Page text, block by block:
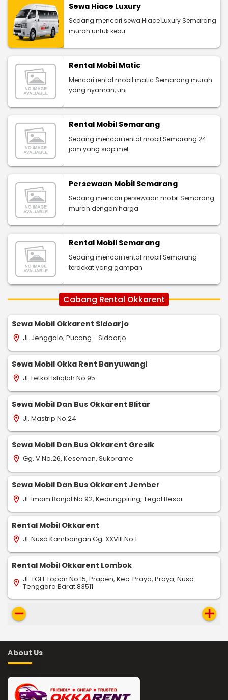
Sewa Hiace Luxury
Sedang mencari sewa Hiace Luxury Semarang
murah untuk kebu
Rental Mobil Matic
Mencari rental mobil matic Semarang murah
yang nyaman, uni
Rental Mobil Semarang
Sedang mencari rental mobil Semarang 24
jam yang siap mel
Persewaan Mobil Semarang
Sedang mencari persewaan mobil Semarang
murah dengan harga
Rental Mobil Semarang
Sedang mencari rental mobil Semarang
terdekat yang gampan
Cabang Rental Okkarent
Sewa Mobil Okkarent Sidoarjo
location_on Jl. Jenggolo, Pucang - Sidoarjo
Sewa Mobil Okka Rent Banyuwangi
location_on Jl. Letkol Istiqlah No.95
Sewa Mobil Dan Bus Okkarent Blitar
location_on Jl. Mastrip No.24
Sewa Mobil Dan Bus Okkarent Gresik
location_on Gg. V No.26, Kesemen, Sukorame
Sewa Mobil Dan Bus Okkarent Jember
location_on Jl. Imam Bonjol No.92, Kedungpiring, Tegal Besar
Rental Mobil Okkarent
location_on Jl. Nusa Kambangan Gg. XXVIII No.1
Rental Mobil Okkarent Lombok
location_on Jl. TGH. Lopan No.15, Prapen, Kec. Praya, Praya, Nusa
Tenggara Barat 83511
remove add
About Us